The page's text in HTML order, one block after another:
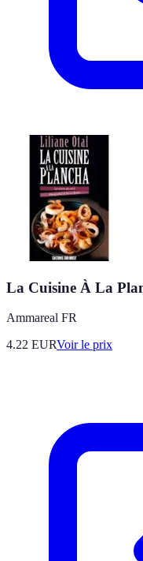
La Cuisine À La
Ammareal FR
4.22 EURVoir le prix